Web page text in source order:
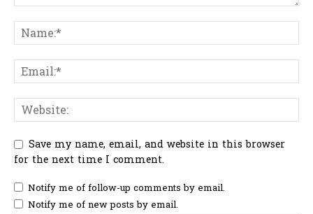
Save my name, email, and website in this browser
for the next time I comment.
Notify me of follow-up comments by email.
Notify me of new posts by email.